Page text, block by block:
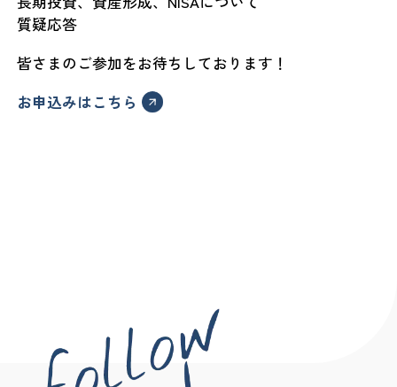
質疑応答
皆さまのご参加をお待ちしております！
お申込みはこちら